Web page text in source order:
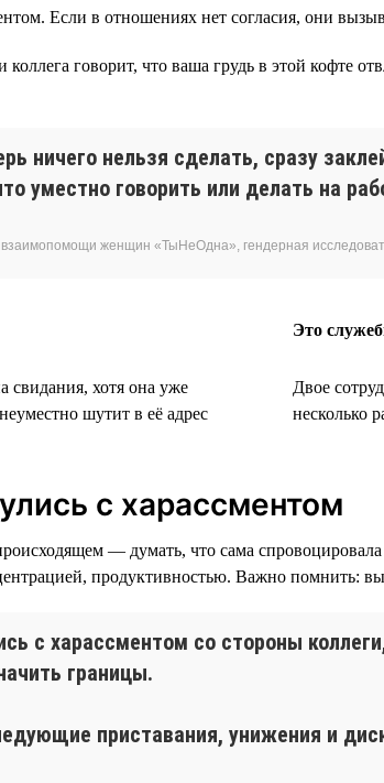
Если в отношениях нет согласия, они
говорит, что ваша грудь в этой кофте
ничего нельзя сделать, сразу
уместно говорить или делать на
женщин «ТыНеОдна», гендерная
Это
свидания, хотя она уже
шутит в её адрес
Двое
несколько
с харассментом
— думать, что сама
продуктивностью. Важно помнить:
с харассментом со стороны
границы.
приставания, унижения и